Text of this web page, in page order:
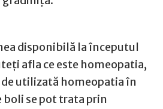
disponibilă la începutul
afla ce este homeopatia,
de utilizată homeopatia în
boli se pot trata prin